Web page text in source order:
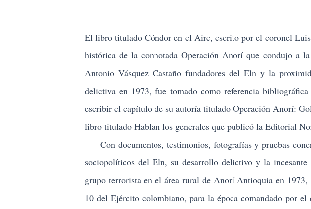
El libro tituladoCóndor en el Aire, escrito por el coronel
histórica de la connotada Operación Anorí que condujo a
Antonio Vásquez Castaño fundadores del Eln y la
delictiva en 1973, fue tomado como referencia
escribir el capítulo de su autoría titulado Operación Anorí:
libro titulado Hablan los generales que publicó la Editorial
Con documentos, testimonios, fotografías y pruebas
sociopolíticos del Eln, su desarrollo delictivo y la
grupo terrorista en el área rural de Anorí Antioquia en
10 del Ejército colombiano, para la época comandado por